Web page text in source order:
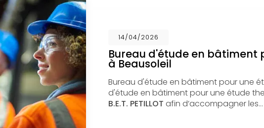
14/04/2026
Bureau d'étude en bâtiment
à Beausoleil
Bureau d'étude en bâtiment pour une
d'étude en bâtiment pour une étude
B.E.T. PETILLOT afin d’accompagner les…